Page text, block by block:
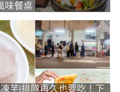
味餐桌
芋|排隊再久也要吃！下